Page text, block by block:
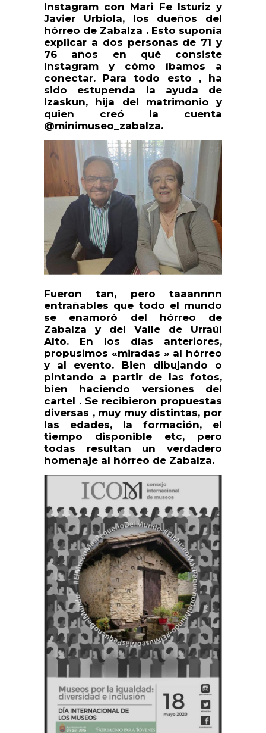
Instagram con Mari Fe Isturiz y
Javier Urbiola, los dueños del
hórreo de Zabalza . Esto suponía
explicar a dos personas de 71 y
76 años en qué consiste
Instagram y cómo íbamos a
conectar. Para todo esto , ha
sido estupenda la ayuda de
Izaskun, hija del matrimonio y
quien creó la cuenta
@minimuseo_zabalza.
Fueron tan, pero taaannnn
entrañables que todo el mundo
se enamoró del hórreo de
Zabalza y del Valle de Urraúl
Alto. En los días anteriores,
propusimos «miradas » al hórreo
y al evento. Bien dibujando o
pintando a partir de las fotos,
bien haciendo versiones del
cartel . Se recibieron propuestas
diversas , muy muy distintas, por
las edades, la formación, el
tiempo disponible etc, pero
todas resultan un verdadero
homenaje al hórreo de Zabalza.